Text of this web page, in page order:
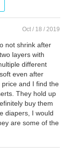
Oct / 18 / 2019
not shrink after
layers with
different
even after
and I find the
They hold up
buy them
diapers, I would
are some of the